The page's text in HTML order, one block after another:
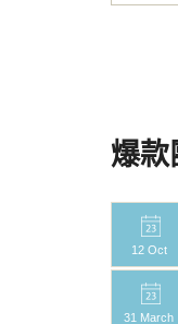
爆
12 Oct
31 March